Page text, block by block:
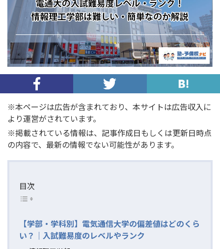
※本ページは広告が含まれており、本サイトは広告収入に
より運営がされています。
※掲載されている情報は、記事作成日もしくは更新日時点
の内容で、最新の情報でない可能性があります。
目次
【学部・学科別】電気通信大学の偏差値はどのくら
い？｜入試難易度のレベルやランク